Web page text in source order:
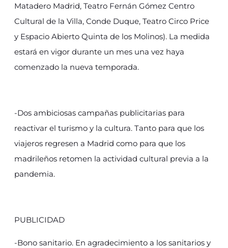
Matadero Madrid, Teatro Fernán Gómez Centro
Cultural de la Villa, Conde Duque, Teatro Circo Price
y Espacio Abierto Quinta de los Molinos). La medida
estará en vigor durante un mes una vez haya
comenzado la nueva temporada.
-Dos ambiciosas campañas publicitarias para
reactivar el turismo y la cultura. Tanto para que los
viajeros regresen a Madrid como para que los
madrileños retomen la actividad cultural previa a la
pandemia.
PUBLICIDAD
-Bono sanitario. En agradecimiento a los sanitarios y